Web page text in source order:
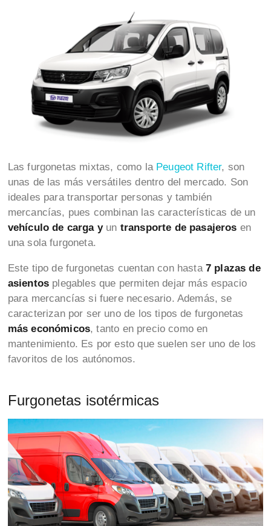
Las furgonetas mixtas, como la Peugeot Rifter, son
unas de las más versátiles dentro del mercado. Son
ideales para transportar personas y también
mercancías, pues combinan las características de un
vehículo de carga y un transporte de pasajeros en
una sola furgoneta.
Este tipo de furgonetas cuentan con hasta7 plazas de
asientos plegables que permiten dejar más espacio
para mercancías si fuere necesario. Además, se
caracterizan por ser uno de los tipos de furgonetas
más económicos, tanto en precio como en
mantenimiento. Es por esto que suelen ser uno de los
favoritos de los autónomos.
Furgonetas isotérmicas